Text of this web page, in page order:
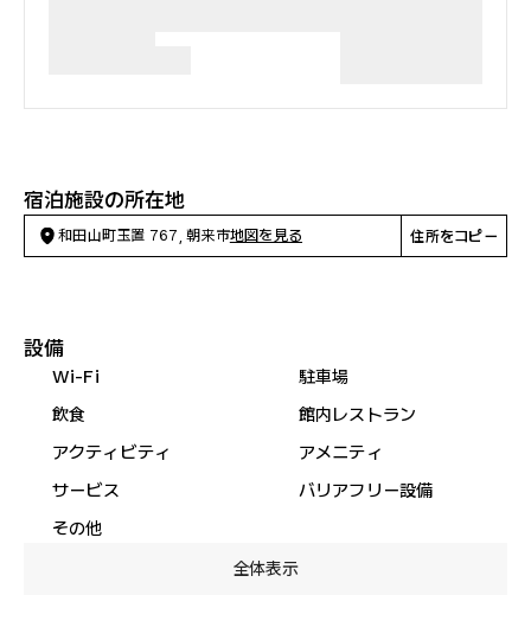
宿泊施設の所在地
和田山町玉置 767, 朝来市地図を見る 住所をコピー
設備
Wi-Fi
駐車場
飲食
館内レストラン
アクティビティ
アメニティ
サービス
バリアフリー設備
その他
全体表示